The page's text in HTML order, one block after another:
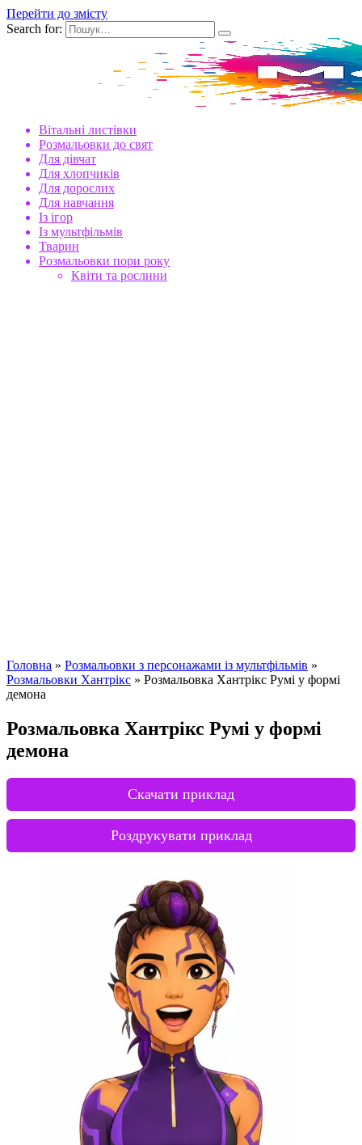
Перейти до змісту
Search for:
Вітальні листівки
Розмальовки до свят
Для дівчат
Для хлопчиків
Для дорослих
Для навчання
Із ігор
Із мультфільмів
Тварин
Розмальовки пори року
Квіти та рослини
Головна » Розмальовки з персонажами із мультфільмів »
Розмальовки Хантрікс » Розмальовка Хантрікс Румі у формі
демона
Розмальовка Хантрікс Румі у формі
демона
Скачати приклад
Роздрукувати приклад